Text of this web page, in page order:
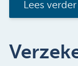
Lees verder